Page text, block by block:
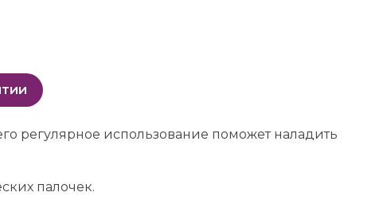
регулярное использование поможет наладить
палочек.